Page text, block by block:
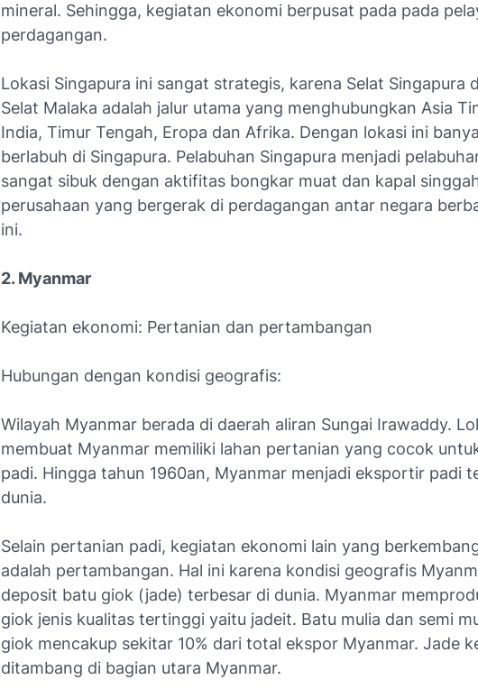
mineral. Sehingga, kegiatan ekonomi berpusat pada pada
perdagangan.
Lokasi Singapura ini sangat strategis, karena Selat Singapura
Selat Malaka adalah jalur utama yang menghubungkan Asia
India, Timur Tengah, Eropa dan Afrika. Dengan lokasi ini
berlabuh di Singapura. Pelabuhan Singapura menjadi
sangat sibuk dengan aktifitas bongkar muat dan kapal
perusahaan yang bergerak di perdagangan antar negara
ini.
2. Myanmar
Kegiatan ekonomi: Pertanian dan pertambangan
Hubungan dengan kondisi geografis:
Wilayah Myanmar berada di daerah aliran Sungai Irawaddy.
membuat Myanmar memiliki lahan pertanian yang cocok
padi. Hingga tahun 1960an, Myanmar menjadi eksportir padi
dunia.
Selain pertanian padi, kegiatan ekonomi lain yang
adalah pertambangan. Hal ini karena kondisi geografis
deposit batu giok (jade) terbesar di dunia. Myanmar
giok jenis kualitas tertinggi yaitu jadeit. Batu mulia dan semi
giok mencakup sekitar 10% dari total ekspor Myanmar. Jade
ditambang di bagian utara Myanmar.